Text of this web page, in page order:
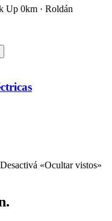
Up 0km · Roldán
«Ocultar vistos»
.